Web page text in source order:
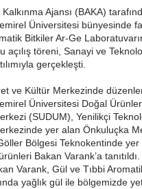
Kalkınma Ajansı (BAKA)
Üniversitesi bünyesinde
Bitkiler Ar-Ge
açılış töreni, Sanayi ve
gerçekleşti.
ve Kültür Merkezinde
Üniversitesi Doğal
(SUDUM), Yenilikçi
yer alan Önkuluçka
Bölgesi Teknokentinde yer
Bakan Varank’a
Varank, Gül ve Tıbbi
yağlık gül ile bölgemizde